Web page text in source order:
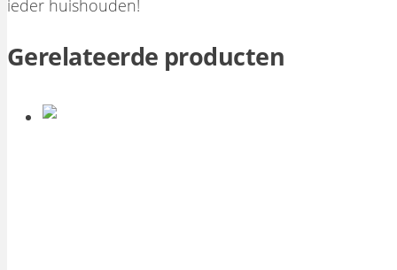
ieder huishouden!
Gerelateerde producten